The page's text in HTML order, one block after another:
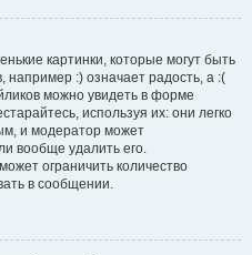
картинки, которые могут быть
например :) означает радость, а :(
можно увидеть в форме
используя их: они легко
и модератор может
вообще удалить его.
ограничить количество
в сообщении.